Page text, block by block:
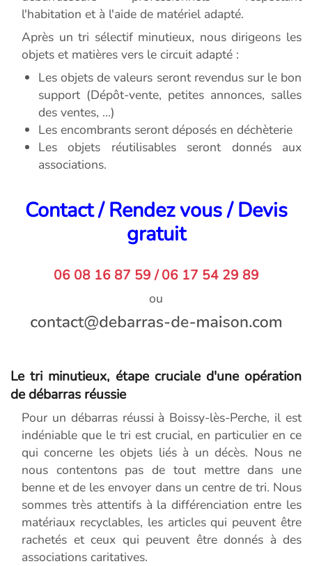
l'habitation et à l'aide de matériel adapté.
Après un tri sélectif minutieux, nous dirigeons les
objets et matières vers le circuit adapté :
Les objets de valeurs seront revendus sur le bon
support (Dépôt-vente, petites annonces, salles
des ventes, ...)
Les encombrants seront déposés en déchèterie
Les objets réutilisables seront donnés aux
associations.
Contact / Rendez vous / Devis
gratuit
06 08 16 87 59 / 06 17 54 29 89
ou
Le tri minutieux, étape cruciale d'une opération
de débarras réussie
Pour un débarras réussi à Boissy-lès-Perche, il est
indéniable que le tri est crucial, en particulier en ce
qui concerne les objets liés à un décès. Nous ne
nous contentons pas de tout mettre dans une
benne et de les envoyer dans un centre de tri. Nous
sommes très attentifs à la différenciation entre les
matériaux recyclables, les articles qui peuvent être
rachetés et ceux qui peuvent être donnés à des
associations caritatives.